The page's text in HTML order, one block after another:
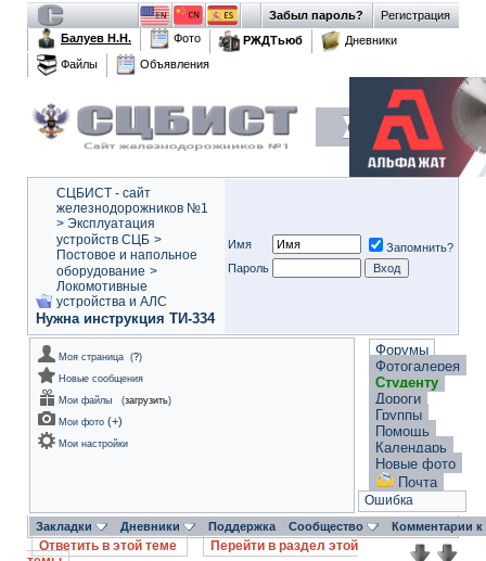
Регистрация
Забыл пароль?
Балуев Н.Н.
Фото РЖДТьюб
Дневники
Файлы
Объявления
СЦБИСТ - сайт
железнодорожников №1
> Эксплуатация
устройств СЦБ >
Постовое и напольное
оборудование >
Локомотивные
устройства и АЛС
Нужна инструкция ТИ-334
Имя
Запомнить?
Пароль
Моя страница (?)
Новые сообщения
Мои файлы
(загрузить)
Мои фото (+)
Мои настройки
Форумы
Фотогалерея
Студенту
Дороги
Группы
Помощь
Календарь
Новые фото
Почта
Ошибка
Закладки Дневники Поддержка Сообщество Комментарии
Ответить в этой теме
Перейти в раздел этой